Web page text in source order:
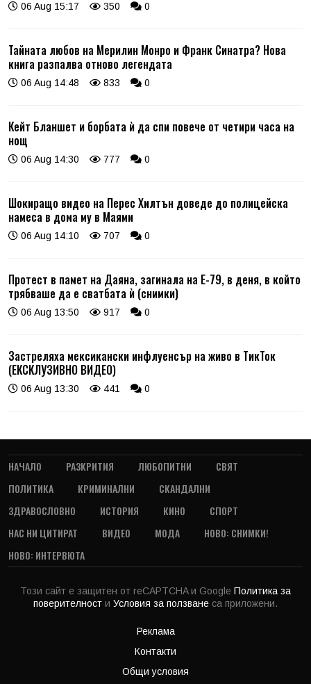
06 Aug 15:17 350 0
Тайната любов на Мерилин Монро и Франк Синатра? Нова
книга разпалва отново легендата
06 Aug 14:48 833 0
Кейт Бланшет и борбата ѝ да спи повече от четири часа на
нощ
06 Aug 14:30 777 0
Шокиращо видео на Перес Хилтън доведе до полицейска
намеса в дома му в Маями
06 Aug 14:10 707 0
Протест в памет на Даяна, загинала на Е-79, в деня, в който
трябваше да е сватбата ѝ (снимки)
06 Aug 13:50 917 0
Застреляха мексикански инфлуенсър на живо в ТикТок
(ЕКСКЛУЗИВНО ВИДЕО)
06 Aug 13:30 441 0
НАЧАЛО РАЗКРИТИЯ ЛЮБОПИТНИ
СВЯТ
ПОЛИТИКА
КРИМИНАЛНИ
СКАНДАЛНИ
ЗДРАВОСЛОВНО
ИСТОРИЯ КИНО
СПОРТ
НАС НИ ЦИТИРАТ
ВИДЕО МОДА
НОВО: СНИМКИ!
НОВО: ИНТЕРВЮТА
Този сайт е защитен от reCAPTCHA и Google Политика за
поверителност и Условия за ползване са приложени.
Реклама
Контакти
Общи условия